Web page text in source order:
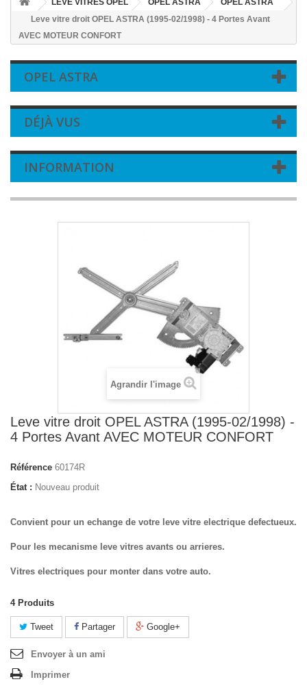
LEVE VITRES OPEL OPEL ASTRA
OPEL ASTRA
Leve vitre droit OPEL ASTRA (1995-02/1998) - 4 Portes Avant
AVEC MOTEUR CONFORT
OPEL ASTRA
DÉJÀ VUS
INFORMATION
Agrandir l'image
Leve vitre droit OPEL ASTRA (1995-02/1998) -
4 Portes Avant AVEC MOTEUR CONFORT
Référence 60174R
État : Nouveau produit
Convient pour un echange de votre leve vitre electrique defectueux.
Pour les mecanisme leve vitres avants ou arrieres.
Vitres electriques pour monter dans votre auto.
4 Produits
Tweet Partager Google+
Envoyer à un ami
Imprimer